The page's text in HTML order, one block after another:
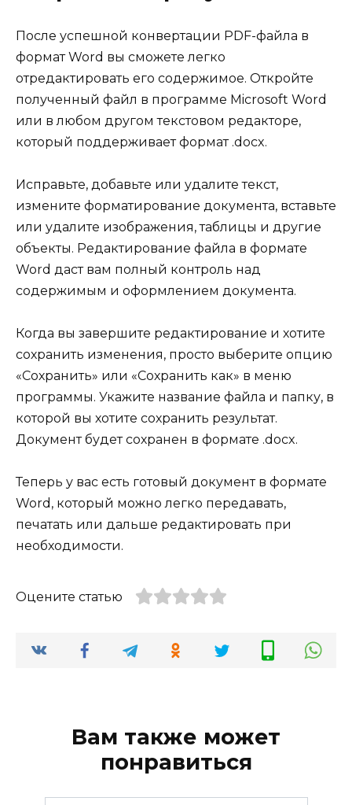
После успешной конвертации PDF-файла в
формат Word вы сможете легко
отредактировать его содержимое. Откройте
полученный файл в программе Microsoft Word
или в любом другом текстовом редакторе,
который поддерживает формат .docx.
Исправьте, добавьте или удалите текст,
измените форматирование документа, вставьте
или удалите изображения, таблицы и другие
объекты. Редактирование файла в формате
Word даст вам полный контроль над
содержимым и оформлением документа.
Когда вы завершите редактирование и хотите
сохранить изменения, просто выберите опцию
«Сохранить» или «Сохранить как» в меню
программы. Укажите название файла и папку, в
которой вы хотите сохранить результат.
Документ будет сохранен в формате .docx.
Теперь у вас есть готовый документ в формате
Word, который можно легко передавать,
печатать или дальше редактировать при
необходимости.
Оцените статью
Вам также может
понравиться